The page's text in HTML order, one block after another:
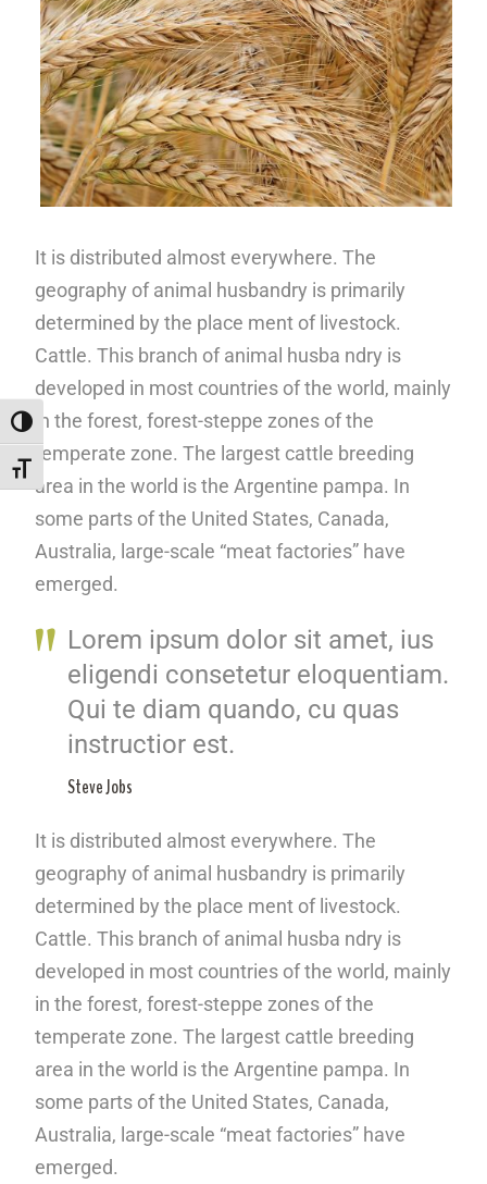
ALTERNAR ALTO CONTRASTE
ALTERNAR TAMANHO DA FONTE
It is distributed almost everywhere. The
geography of animal husbandry is primarily
determined by the place ment of livestock.
Cattle. This branch of animal husba ndry is
developed in most countries of the world, mainly
in the forest, forest-steppe zones of the
temperate zone. The largest cattle breeding
area in the world is the Argentine pampa. In
some parts of the United States, Canada,
Australia, large-scale “meat factories” have
emerged.
Lorem ipsum dolor sit amet, ius
eligendi consetetur eloquentiam.
Qui te diam quando, cu quas
instructior est.
Steve Jobs
It is distributed almost everywhere. The
geography of animal husbandry is primarily
determined by the place ment of livestock.
Cattle. This branch of animal husba ndry is
developed in most countries of the world, mainly
in the forest, forest-steppe zones of the
temperate zone. The largest cattle breeding
area in the world is the Argentine pampa. In
some parts of the United States, Canada,
Australia, large-scale “meat factories” have
emerged.